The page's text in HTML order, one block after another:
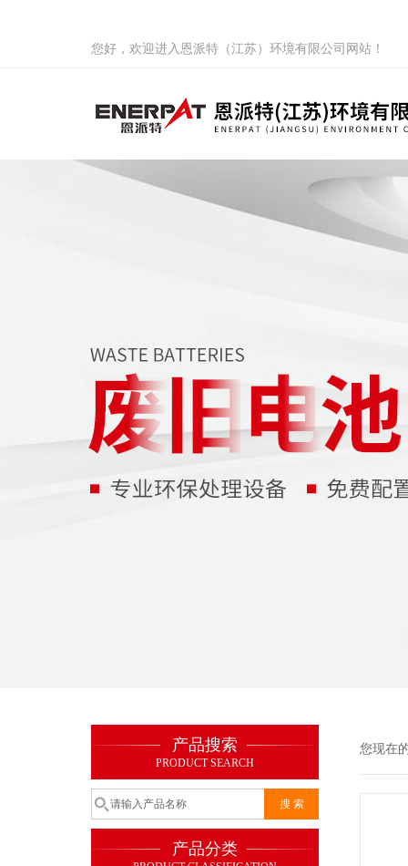
您好，欢迎进入恩派特（江苏）环境有限公司网站！
产品搜索
PRODUCT SEARCH
产品分类
您现在